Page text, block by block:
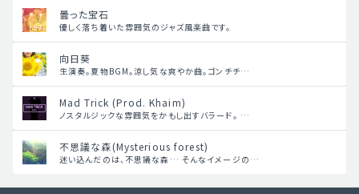
曇った宝石
優しく落ち着いた雰囲気のジャズ風楽曲です。
向日葵
生演奏。夏物BGM。涼し気な爽やか曲。ゴンチチ…
Mad Trick (Prod. Khaim)
ノスタルジックな雰囲気をかもし出すバラード。 …
不思議な森(Mysterious forest)
迷い込んだのは、不思議な森… そんなイメージの…